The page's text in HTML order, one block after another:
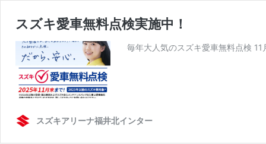
スズキ愛車無料点検実施中！
毎年大人気のスズキ愛車無料点検
スズキアリーナ福井北インター